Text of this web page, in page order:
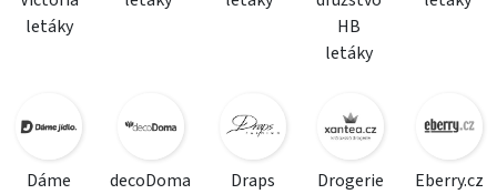
letáky
HB
letáky
Dáme
decoDoma
Draps
Drogerie
Eberry.cz